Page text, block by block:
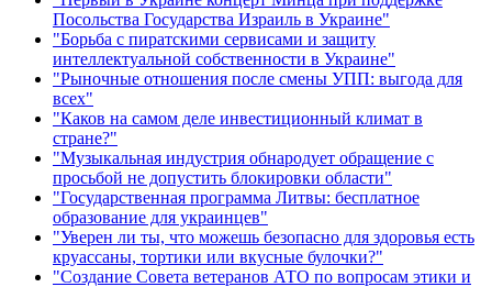
Посольства Государства Израиль в Украине"
"Борьба с пиратскими сервисами и защиту
интеллектуальной собственности в Украине"
"Рыночные отношения после смены УПП: выгода для
всех"
"Каков на самом деле инвестиционный климат в
стране?"
"Музыкальная индустрия обнародует обращение с
просьбой не допустить блокировки области"
"Государственная программа Литвы: бесплатное
образование для украинцев"
"Уверен ли ты, что можешь безопасно для здоровья есть
круассаны, тортики или вкусные булочки?"
"Создание Совета ветеранов АТО по вопросам этики и